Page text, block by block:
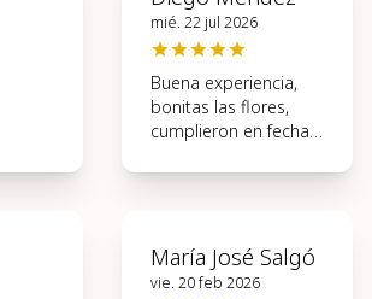
mié. 22 jul 2026
Buena experiencia,
bonitas las flores,
cumplieron en fecha y
María José Salgó
vie. 20 feb 2026